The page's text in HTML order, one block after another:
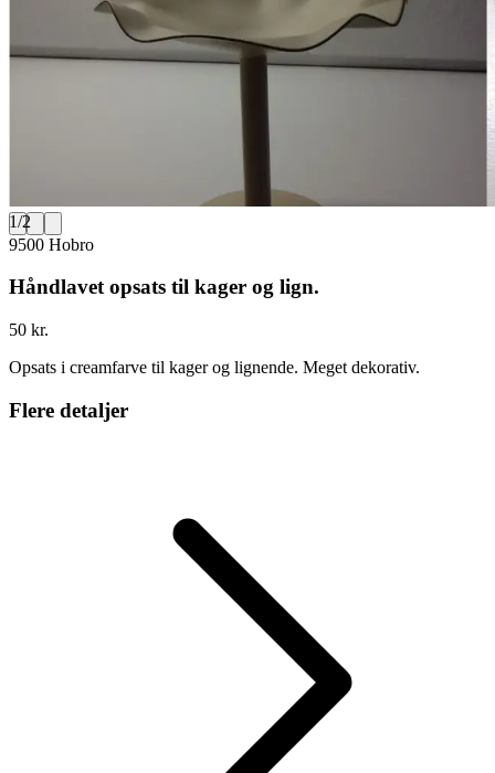
1/2
9500 Hobro
Håndlavet opsats til kager og lign.
50 kr.
Opsats i creamfarve til kager og lignende. Meget dekorativ.
Flere detaljer